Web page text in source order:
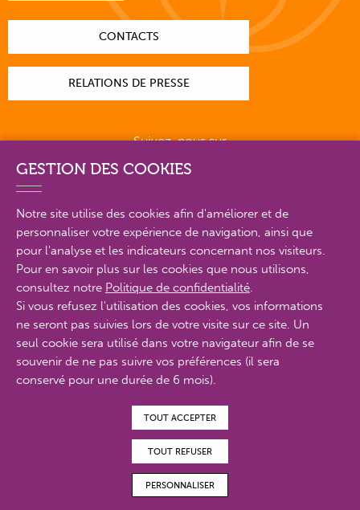
CONTACTS
RELATIONS DE PRESSE
Suivez-nous sur
PLAN DU SITE EN DÉTAIL
© Proximit Digital 2022
MENTIONS LÉGALES
POLITIQUE DE CONFIDENTIALITÉ
CONTACTS
GESTION DES COOKIES
Notre site utilise des cookies afin d'améliorer et de
personnaliser votre expérience de navigation, ainsi que
pour l'analyse et les indicateurs concernant nos visiteurs.
Pour en savoir plus sur les cookies que nous utilisons,
consultez notre Politique de confidentialité.
Si vous refusez l'utilisation des cookies, vos informations
ne seront pas suivies lors de votre visite sur ce site. Un
seul cookie sera utilisé dans votre navigateur afin de se
souvenir de ne pas suivre vos préférences (il sera
conservé pour une durée de 6 mois).
TOUT ACCEPTER
TOUT REFUSER
PERSONNALISER